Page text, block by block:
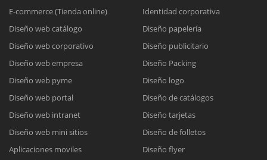
E-commerce (Tienda online)
Diseño web catálogo
Diseño web corporativo
Diseño web empresa
Diseño web pyme
Diseño web portal
Diseño web intranet
Diseño web mini sitios
Aplicaciones moviles
Identidad corporativa
Diseño papelería
Diseño publicitario
Diseño Packing
Diseño logo
Diseño de catálogos
Diseño tarjetas
Diseño de folletos
Diseño flyer